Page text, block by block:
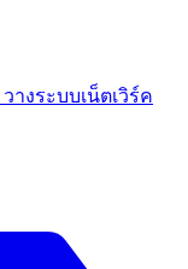
วางระบบเน็ตเวิร์ค